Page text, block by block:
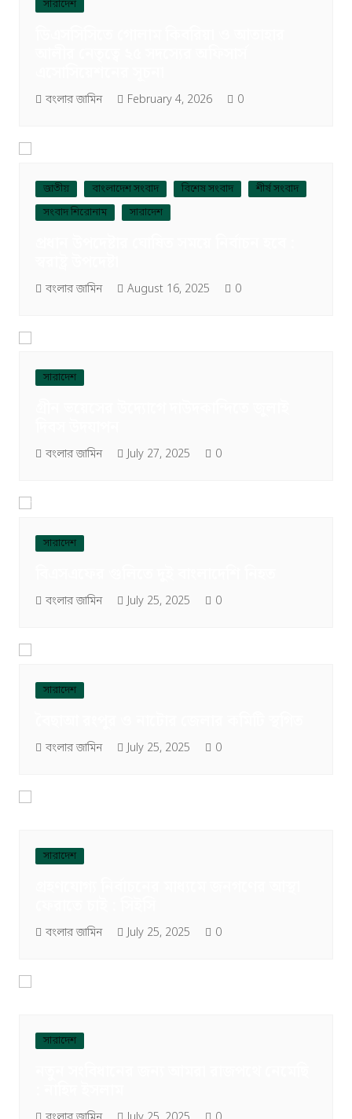
সারাদেশ
বংলার জামিন February 4, 2026 0
জাতীয় বাংলাদেশ সংবাদ বিশেষ সংবাদ
শীর্ষ সংবাদ
সংবাদ শিরোনাম
সারাদেশ
বংলার জামিন August 16, 2025 0
সারাদেশ
বংলার জামিন July 27, 2025 0
সারাদেশ
বংলার জামিন July 25, 2025 0
সারাদেশ
বংলার জামিন July 25, 2025 0
সারাদেশ
বংলার জামিন July 25, 2025 0
সারাদেশ